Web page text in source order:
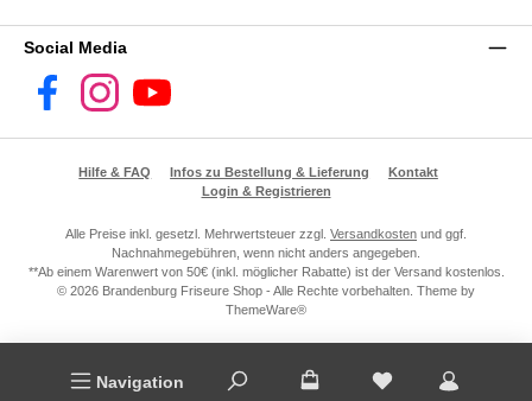
Navigation
Social Media
FacebookInstagramYouTube
Hilfe & FAQ Infos zu Bestellung & Lieferung
Kontakt
Login & Registrieren
Alle Preise inkl. gesetzl. Mehrwertsteuer zzgl. Versandkosten und ggf.
Nachnahmegebühren, wenn nicht anders angegeben.
**Ab einem Warenwert von 50€ (inkl. möglicher Rabatte) ist der Versand kostenlos.
© 2026 Brandenburg Friseure Shop - Alle Rechte vorbehalten. Theme by
ThemeWare®